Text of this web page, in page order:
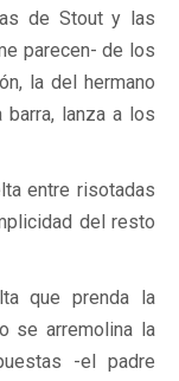
de Stout y las
parecen- de los
la del hermano
lanza a los
entre risotadas
del resto
que prenda la
se arremolina la
-el padre